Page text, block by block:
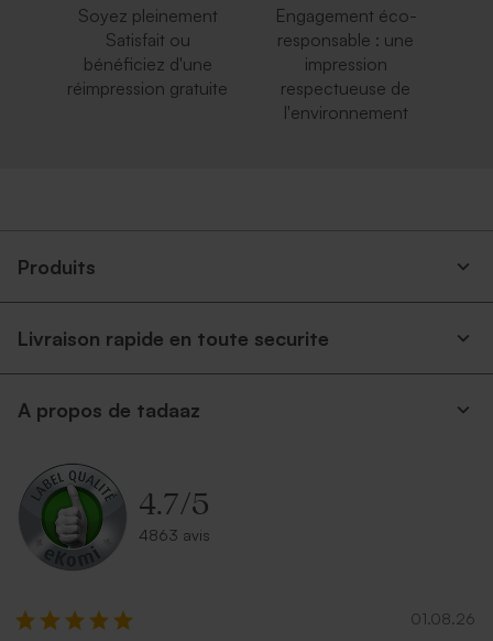
Soyez pleinement
Satisfait ou
bénéficiez d'une
réimpression gratuite
Engagement éco-
responsable : une
impression
respectueuse de
l'environnement
Produits
Livraison rapide en toute securite
A propos de tadaaz
4.7/5
4863 avis
01.08.26